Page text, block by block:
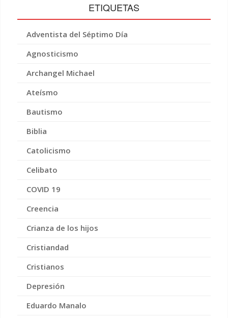
ETIQUETAS
Adventista del Séptimo Día
Agnosticismo
Archangel Michael
Ateísmo
Bautismo
Biblia
Catolicismo
Celibato
COVID 19
Creencia
Crianza de los hijos
Cristiandad
Cristianos
Depresión
Eduardo Manalo